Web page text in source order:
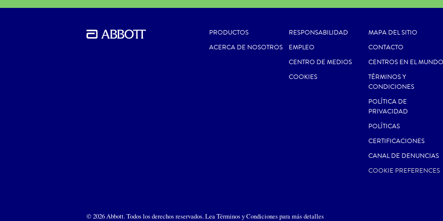
PRODUCTOS
ACERCA DE NOSOTROS
RESPONSABILIDAD
EMPLEO
CENTRO DE MEDIOS
COOKIES
MAPA DEL SITIO
CONTACTO
CENTROS EN EL MUNDO
TÉRMINOS Y
CONDICIONES
POLÍTICA DE
PRIVACIDAD
POLÍTICAS
CERTIFICACIONES
CANAL DE DENUNCIAS
COOKIE PREFERENCES
© 2026 Abbott. Todos los derechos reservados. Lea Términos y Condiciones para más detalles